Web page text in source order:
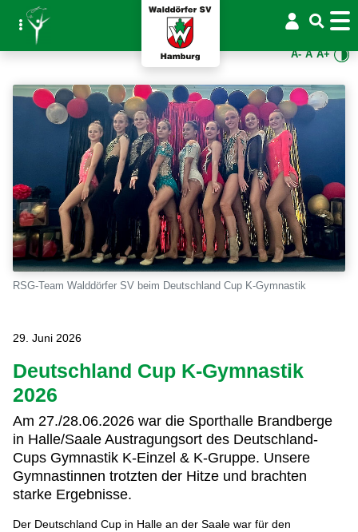
A- A A+
RSG-Team Walddörfer SV beim Deutschland Cup K-Gymnastik
29. Juni 2026
Deutschland Cup K-Gymnastik
2026
Am 27./28.06.2026 war die Sporthalle Brandberge
in Halle/Saale Austragungsort des Deutschland-
Cups Gymnastik K-Einzel & K-Gruppe. Unsere
Gymnastinnen trotzten der Hitze und brachten
starke Ergebnisse.
Der Deutschland Cup in Halle an der Saale war für den